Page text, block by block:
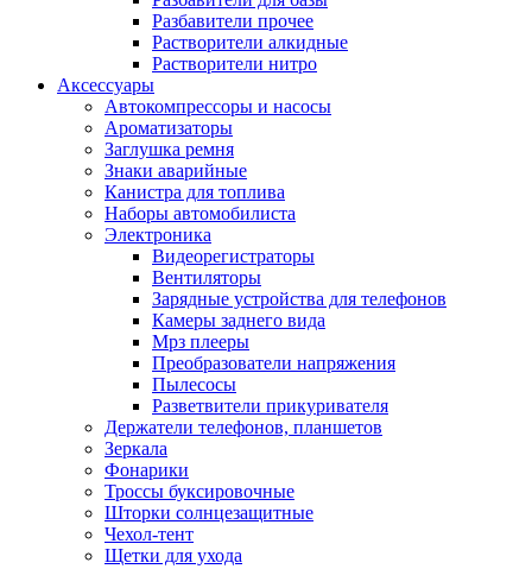
Разбавители прочее
Растворители алкидные
Растворители нитро
Аксессуары
Автокомпрессоры и насосы
Ароматизаторы
Заглушка ремня
Знаки аварийные
Канистра для топлива
Наборы автомобилиста
Электроника
Видеорегистраторы
Вентиляторы
Зарядные устройства для телефонов
Камеры заднего вида
Мрз плееры
Преобразователи напряжения
Пылесосы
Разветвители прикуривателя
Держатели телефонов, планшетов
Зеркала
Фонарики
Троссы буксировочные
Шторки солнцезащитные
Чехол-тент
Щетки для ухода